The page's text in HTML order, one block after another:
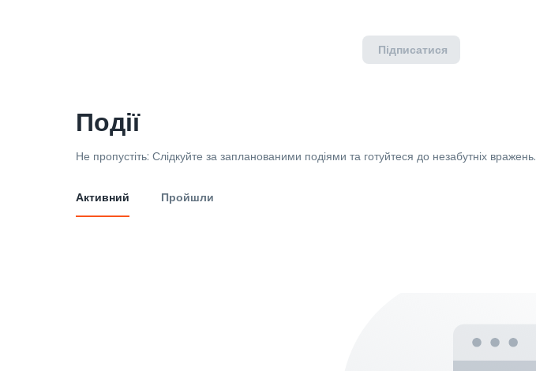
Підписатися
Події
Не пропустіть: Слідкуйте за запланованими подіями та готуйтеся до незабутніх вражень.
Активний Пройшли